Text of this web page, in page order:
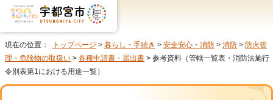
現在の位置： トップページ > 暮らし・手続き > 安全安心・消防 > 消防 > 防火管
理・危険物の取扱い > 各種申請書・届出書 > 参考資料（管轄一覧表・消防法施行
令別表第1における用途一覧）